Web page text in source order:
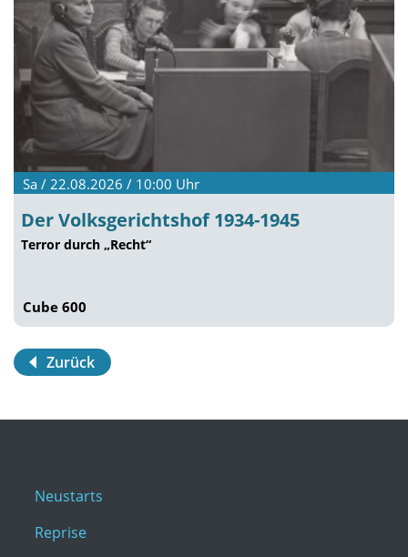
Sa / 22.08.2026 / 10:00 Uhr
Der Volksgerichtshof 1934-1945
Terror durch „Recht“
Cube 600
Zurück
Neustarts
Reprise